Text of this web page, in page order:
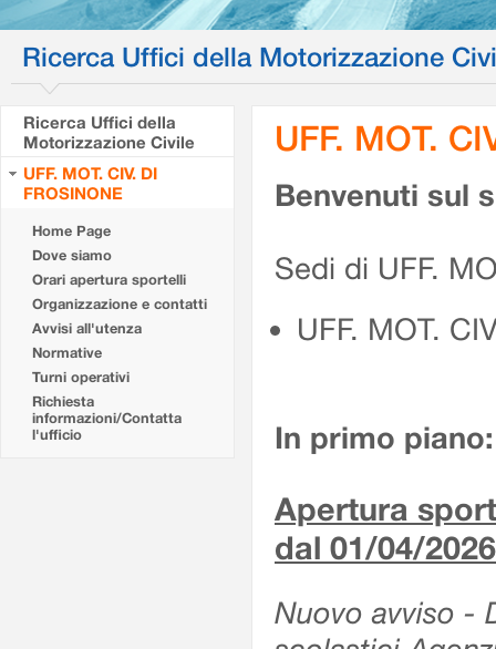
Ricerca Uffici della Motorizzazione
Ricerca Uffici della
Motorizzazione Civile
UFF. MOT. CIV. DI
FROSINONE
Home Page
Dove siamo
Orari apertura sportelli
Organizzazione e contatti
Avvisi all'utenza
Normative
Turni operativi
Richiesta
informazioni/Contatta
l'ufficio
UFF. MOT.
Benvenuti sul
Sedi di UFF.
UFF. MOT.
In primo piano:
Apertura
dal 01/04/2026
Nuovo avviso -